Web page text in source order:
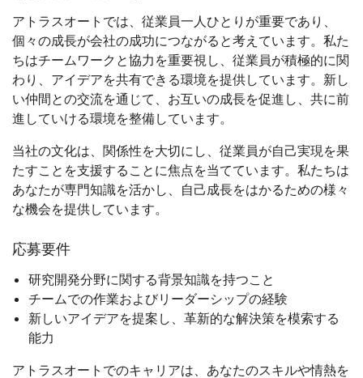
アトラスオートでは、従業員一人ひとりが重要であり、
個々の成長が会社の成功につながると考えています。私た
ちはチームワークと協力を重要視し、従業員が積極的に関
わり、アイデアを共有できる環境を提供しています。新し
い仲間との交流を通じて、お互いの成長を促進し、共に前
進していける環境を整備しています。
当社の文化は、関係性を大切にし、従業員が自己実現を果
たすことを支援することに焦点を当てています。私たちは
あなたが専門知識を活かし、自己成長をはかるための様々
な機会を提供しています。
応募要件
研究開発分野に関する背景知識を持つこと
チームでの作業およびリーダーシップの経験
新しいアイデアを提案し、革新的な解決策を模索する
能力
アトラスオートでのキャリアは、あなたのスキルや情熱を